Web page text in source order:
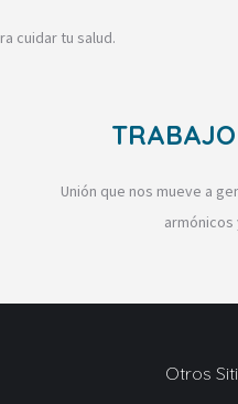
cuidar tu salud.
Unión que nos mueve a
armónicos
Otros